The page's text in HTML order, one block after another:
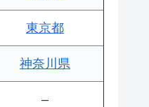
東京都
神奈川県
–